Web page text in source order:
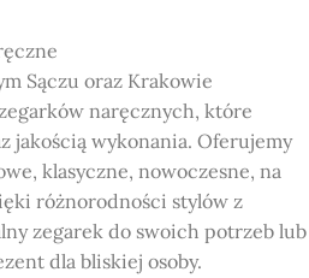
Sączu oraz Krakowie
naręcznych, które
jakością wykonania. Oferujemy
klasyczne, nowoczesne, na
różnorodności stylów z
zegarek do swoich potrzeb lub
dla bliskiej osoby.